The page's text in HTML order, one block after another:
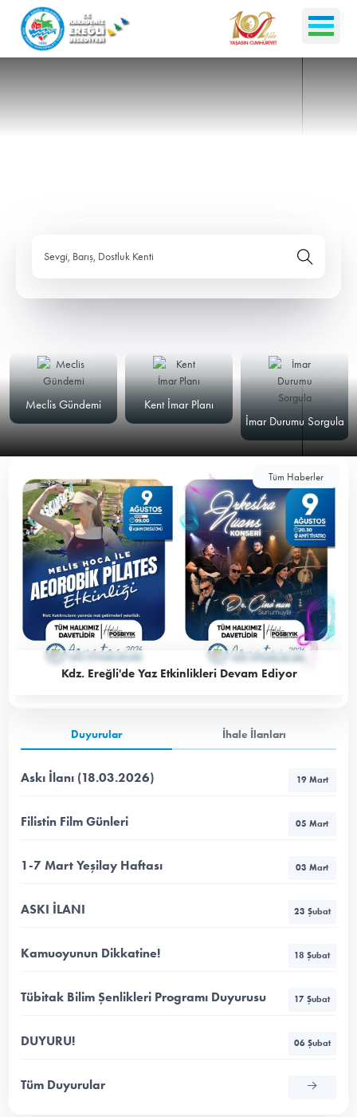
Sevgi, Barış, Dostluk Kenti
Meclis Gündemi
Kent İmar Planı
İmar Durumu Sorgula
Tüm Haberler
Kdz. Ereğli'de Yaz Etkinlikleri Devam Ediyor
Duyurular İhale İlanları
Askı İlanı (18.03.2026) 19 Mart
Filistin Film Günleri 05 Mart
1-7 Mart Yeşilay Haftası 03 Mart
ASKI İLANI 23 Şubat
Kamuoyunun Dikkatine! 18 Şubat
Tübitak Bilim Şenlikleri Programı Duyurusu 17 Şubat
DUYURU! 06 Şubat
Tüm Duyurular